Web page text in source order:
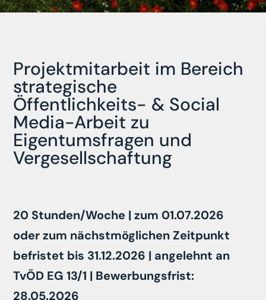
Projektmitarbeit im Bereich
strategische
Öffentlichkeits- & Social
Media-Arbeit zu
Eigentumsfragen und
Vergesellschaftung
20 Stunden/Woche |zum 01.07.2026
oder zum nächstmöglichen Zeitpunkt
befristet bis 31.12.2026 | angelehnt an
TvÖD EG 13/1 | Bewerbungsfrist:
28.05.2026